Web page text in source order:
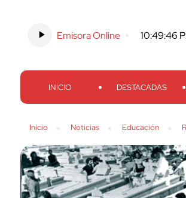
Emisora Online -10:49:47
INICIO DESTACADAS
Inicio Noticias Educación